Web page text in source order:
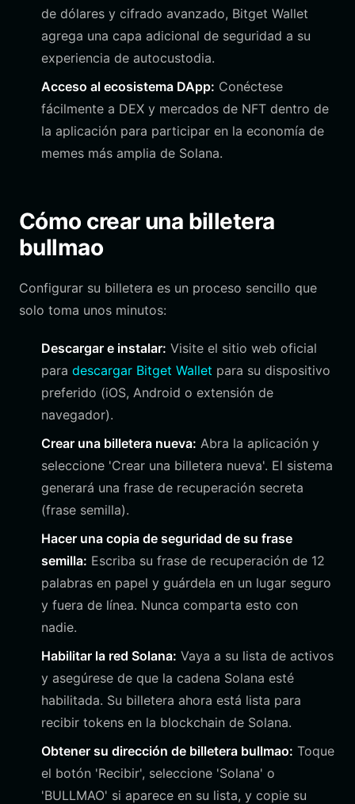
de dólares y cifrado avanzado, Bitget Wallet
agrega una capa adicional de seguridad a su
experiencia de autocustodia.
Acceso al ecosistema DApp: Conéctese
fácilmente a DEX y mercados de NFT dentro de
la aplicación para participar en la economía de
memes más amplia de Solana.
Cómo crear una billetera
bullmao
Configurar su billetera es un proceso sencillo que
solo toma unos minutos:
Descargar e instalar: Visite el sitio web oficial
para descargar Bitget Wallet para su dispositivo
preferido (iOS, Android o extensión de
navegador).
Crear una billetera nueva: Abra la aplicación y
seleccione 'Crear una billetera nueva'. El sistema
generará una frase de recuperación secreta
(frase semilla).
Hacer una copia de seguridad de su frase
semilla: Escriba su frase de recuperación de 12
palabras en papel y guárdela en un lugar seguro
y fuera de línea. Nunca comparta esto con
nadie.
Habilitar la red Solana: Vaya a su lista de activos
y asegúrese de que la cadena Solana esté
habilitada. Su billetera ahora está lista para
recibir tokens en la blockchain de Solana.
Obtener su dirección de billetera bullmao: Toque
el botón 'Recibir', seleccione 'Solana' o
'BULLMAO' si aparece en su lista, y copie su